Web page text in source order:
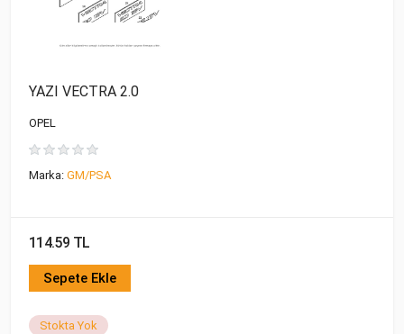
YAZI VECTRA 2.0
OPEL
Marka: GM/PSA
114.59 TL
Sepete Ekle
Stokta Yok